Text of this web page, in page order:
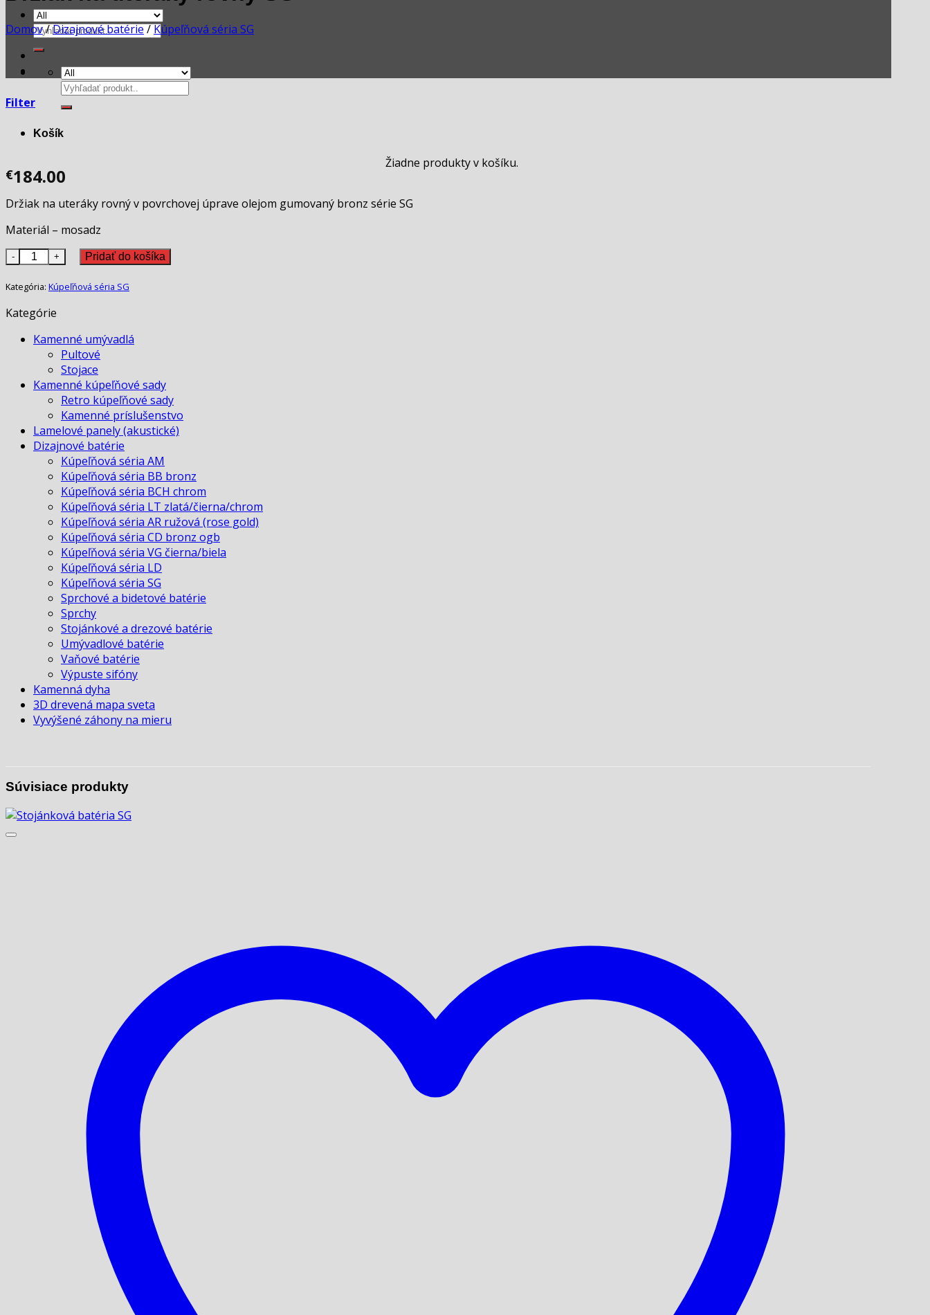
Hľadať:
Hľadať:
Košík
Žiadne produkty v košíku.
Domov/Dizajnové batérie/Kúpeľňová séria SG
Filter
€184.00
Držiak na uteráky rovný v povrchovej úprave olejom gumovaný bronz série SG
Materiál – mosadz
množstvo Držiak na uteráky rovný SG
Pridať do košíka
Kategória: Kúpeľňová séria SG
Kategórie
Kamenné umývadlá
Pultové
Stojace
Kamenné kúpeľňové sady
Retro kúpeľňové sady
Kamenné príslušenstvo
Lamelové panely (akustické)
Dizajnové batérie
Kúpeľňová séria AM
Kúpeľňová séria BB bronz
Kúpeľňová séria BCH chrom
Kúpeľňová séria LT zlatá/čierna/chrom
Kúpeľňová séria AR ružová (rose gold)
Kúpeľňová séria CD bronz ogb
Kúpeľňová séria VG čierna/biela
Kúpeľňová séria LD
Kúpeľňová séria SG
Sprchové a bidetové batérie
Sprchy
Stojánkové a drezové batérie
Umývadlové batérie
Vaňové batérie
Výpuste sifóny
Kamenná dyha
3D drevená mapa sveta
Vyvýšené záhony na mieru
Súvisiace produkty